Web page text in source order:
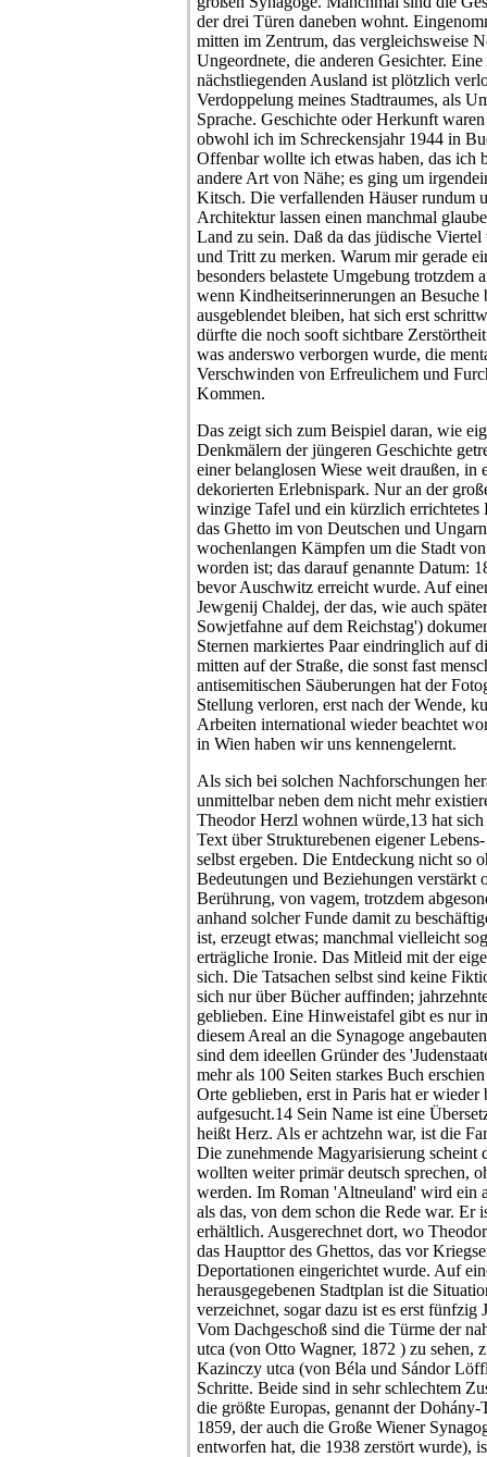
der drei Türen daneben wohnt.
mitten im Zentrum, das vergleichsweise
Ungeordnete, die anderen Gesichter.
nächstliegenden Ausland ist plötzlich
Verdoppelung meines Stadtraumes, als
Sprache. Geschichte oder Herkunft
obwohl ich im Schreckensjahr 1944 in
Offenbar wollte ich etwas haben, das ich
andere Art von Nähe; es ging um
Kitsch. Die verfallenden Häuser rundum
Architektur lassen einen manchmal
Land zu sein. Daß da das jüdische
und Tritt zu merken. Warum mir gerade
besonders belastete Umgebung trotzdem
wenn Kindheitserinnerungen an Besuche
ausgeblendet bleiben, hat sich erst
dürfte die noch sooft sichtbare
was anderswo verborgen wurde, die
Verschwinden von Erfreulichem und
Kommen.
Das zeigt sich zum Beispiel daran, wie
Denkmälern der jüngeren Geschichte
einer belanglosen Wiese weit draußen, in
dekorierten Erlebnispark. Nur an der
winzige Tafel und ein kürzlich
das Ghetto im von Deutschen und
wochenlangen Kämpfen um die Stadt
worden ist; das darauf genannte Datum:
bevor Auschwitz erreicht wurde. Auf
Jewgenij Chaldej, der das, wie auch
Sowjetfahne auf dem Reichstag')
Sternen markiertes Paar eindringlich auf
mitten auf der Straße, die sonst fast
antisemitischen Säuberungen hat der
Stellung verloren, erst nach der Wende,
Arbeiten international wieder beachtet
in Wien haben wir uns kennengelernt.
Als sich bei solchen Nachforschungen
unmittelbar neben dem nicht mehr
Theodor Herzl wohnen würde,13 hat
Text über Strukturebenen eigener
selbst ergeben. Die Entdeckung nicht so
Bedeutungen und Beziehungen verstärkt
Berührung, von vagem, trotzdem
anhand solcher Funde damit zu
ist, erzeugt etwas; manchmal vielleicht
erträgliche Ironie. Das Mitleid mit der
sich. Die Tatsachen selbst sind keine
sich nur über Bücher auffinden;
geblieben. Eine Hinweistafel gibt es nur
diesem Areal an die Synagoge
sind dem ideellen Gründer des
mehr als 100 Seiten starkes Buch
Orte geblieben, erst in Paris hat er wieder
aufgesucht.14 Sein Name ist eine
heißt Herz. Als er achtzehn war, ist die
Die zunehmende Magyarisierung scheint
wollten weiter primär deutsch sprechen,
werden. Im Roman 'Altneuland' wird ein
als das, von dem schon die Rede war. Er
erhältlich. Ausgerechnet dort, wo
das Haupttor des Ghettos, das vor
Deportationen eingerichtet wurde. Auf
herausgegebenen Stadtplan ist die
verzeichnet, sogar dazu ist es erst fünfzig
Vom Dachgeschoß sind die Türme der
utca (von Otto Wagner, 1872 ) zu sehen,
Kazinczy utca (von Béla und Sándor
Schritte. Beide sind in sehr schlechtem
die größte Europas, genannt der
1859, der auch die Große Wiener
entworfen hat, die 1938 zerstört wurde),